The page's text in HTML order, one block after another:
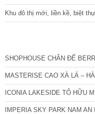
Khu đô thị mới, liền kề, biệt thự
SHOPHOUSE CHÂN ĐẾ
MASTERISE CAO XÀ LÁ –
ICONIA LAKESIDE TỐ HỮU
IMPERIA SKY PARK NAM AN